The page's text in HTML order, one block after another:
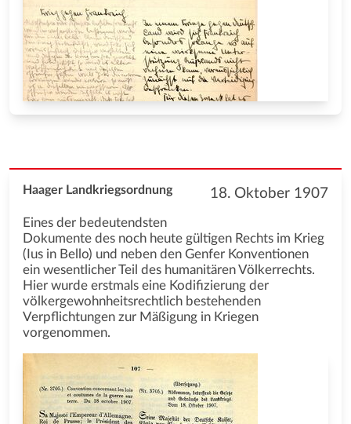
18. Oktober 1907
Haager Landkriegsordnung
Eines der bedeutendsten
Dokumente des noch heute gültigen Rechts im Krieg
(Ius in Bello) und neben den Genfer Konventionen
ein wesentlicher Teil des humanitären Völkerrechts.
Hier wurde erstmals eine Kodifizierung der
völkergewohnheitsrechtlich bestehenden
Verpflichtungen zur Mäßigung in Kriegen
vorgenommen.